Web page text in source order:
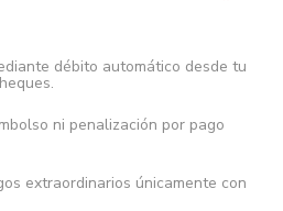
débito automático desde tu
ni penalización por pago
extraordinarios únicamente con